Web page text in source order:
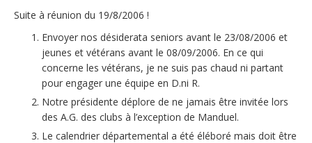
Suite à réunion du 19/8/2006 !
Envoyer nos désiderata seniors avant le 23/08/2006 et
jeunes et vétérans avant le 08/09/2006. En ce qui
concerne les vétérans, je ne suis pas chaud ni partant
pour engager une équipe en D.ni R.
Notre présidente déplore de ne jamais être invitée lors
des A.G. des clubs à l’exception de Manduel.
Le calendrier départemental a été éléboré mais doit être